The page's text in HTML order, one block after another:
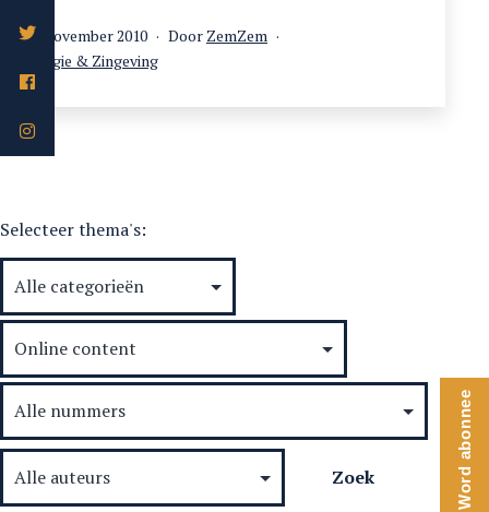
Gepubliceerd
17 november 2010 Door ZemZem
Gecategoriseerd
als
Religie & Zingeving
Selecteer thema's:
Word abonnee